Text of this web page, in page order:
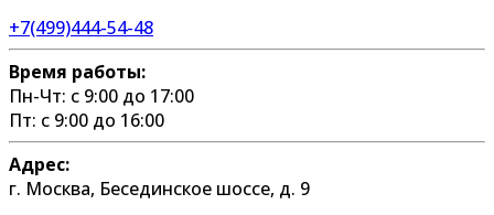
+7(499)444-54-48
Время работы:
Пн-Чт: с 9:00 до 17:00
Пт: с 9:00 до 16:00
Адрес:
г. Москва, Бесединское шоссе, д. 9